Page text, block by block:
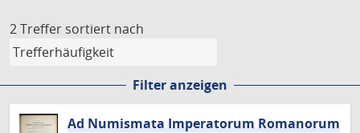
2 Treffer sortiert nach
Filter anzeigen
Ad Numismata Imperatorum Romanorum